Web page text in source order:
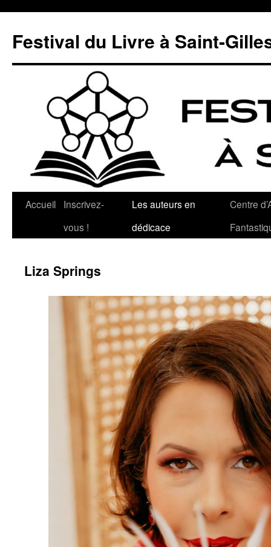
contenu
Festival du Livre à Saint-
Accueil
Inscrivez-
vous !
Les auteurs en
dédicace
Centre
Liza Springs